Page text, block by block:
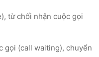
từ chối nhận cuộc gọi
gọi (call waiting), chuyển